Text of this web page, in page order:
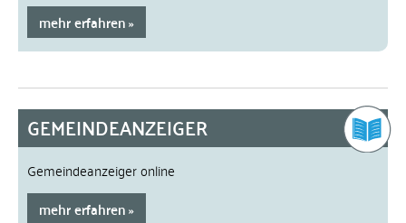
mehr erfahren
GEMEINDEANZEIGER
Gemeindeanzeiger online
mehr erfahren